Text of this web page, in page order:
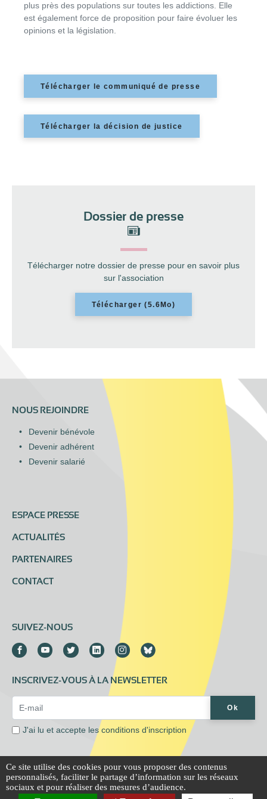
plus près des populations sur toutes les addictions. Elle
est également force de proposition pour faire évoluer les
opinions et la législation.
Télécharger le communiqué de presse
Télécharger la décision de justice
Dossier de presse
Télécharger notre dossier de presse pour en savoir plus
sur l'association
Télécharger (5.6Mo)
NOUS REJOINDRE
Devenir bénévole
Devenir adhérent
Devenir salarié
ESPACE PRESSE
ACTUALITÉS
PARTENAIRES
CONTACT
SUIVEZ-NOUS
INSCRIVEZ-VOUS À LA NEWSLETTER
Ok
J'ai lu et accepte lesconditions d'inscription
Mentions légales Extranet
Ce site utilise des cookies pour vous proposer des contenus
personnalisés, faciliter le partage d’information sur les réseaux
sociaux et pour réaliser des mesures d’audience.